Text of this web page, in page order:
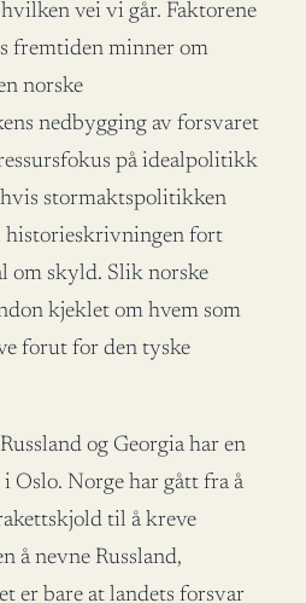
vei vi går. Faktorene
fremtiden minner om
norske
nedbygging av forsvaret
på idealpolitikk
stormaktspolitikken
historieskrivningen fort
om skyld. Slik norske
kjeklet om hvem som
forut for den tyske
og Georgia har en
Oslo. Norge har gått fra å
til å kreve
å nevne Russland,
er bare at landets forsvar